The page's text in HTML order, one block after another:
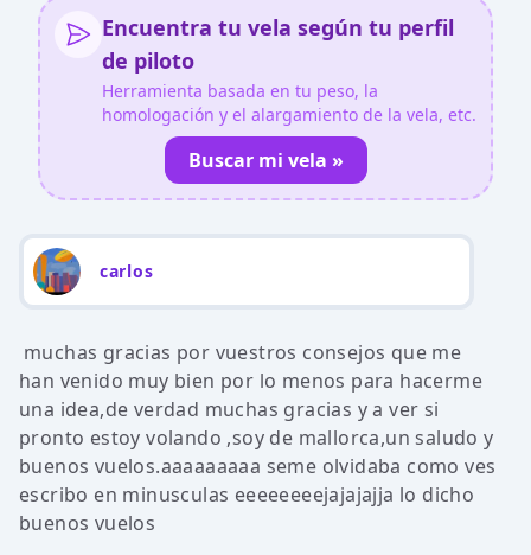
Encuentra tu vela según tu perfil
de piloto
Herramienta basada en tu peso, la
homologación y el alargamiento de la vela, etc.
Buscar mi vela »
carlos
muchas gracias por vuestros consejos que me
han venido muy bien por lo menos para hacerme
una idea,de verdad muchas gracias y a ver si
pronto estoy volando ,soy de mallorca,un saludo y
buenos vuelos.aaaaaaaaa seme olvidaba como ves
escribo en minusculas eeeeeeeejajajajja lo dicho
buenos vuelos